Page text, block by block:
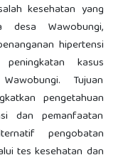
kesehatan yang
Wawobungi,
hipertensi
kasus
Tujuan
pengetahuan
dan pemanfaatan
pengobatan